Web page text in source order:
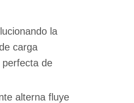
la
carga
de
alterna fluye